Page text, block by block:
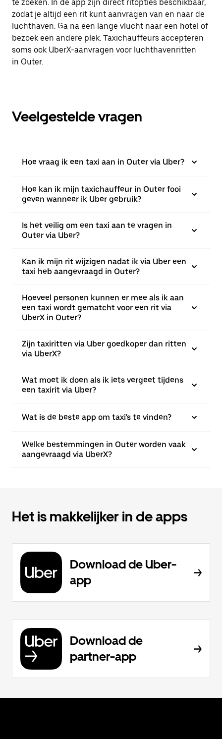
te zoeken. In de app zijn direct ritopties beschikbaar,
zodat je altijd een rit kunt aanvragen van en naar de
luchthaven. Ga na een lange vlucht naar een hotel of
bezoek een andere plek. Taxichauffeurs accepteren
soms ook UberX-aanvragen voor luchthavenritten
in Outer.
Veelgestelde vragen
Hoe vraag ik een taxi aan in Outer via Uber?
Hoe kan ik mijn taxichauffeur in Outer fooi
geven wanneer ik Uber gebruik?
Is het veilig om een taxi aan te vragen in
Outer via Uber?
Kan ik mijn rit wijzigen nadat ik via Uber een
taxi heb aangevraagd in Outer?
Hoeveel personen kunnen er mee als ik aan
een taxi wordt gematcht voor een rit via
UberX in Outer?
Zijn taxiritten via Uber goedkoper dan ritten
via UberX?
Wat moet ik doen als ik iets vergeet tijdens
een taxirit via Uber?
Wat is de beste app om taxi's te vinden?
Welke bestemmingen in Outer worden vaak
aangevraagd via UberX?
Het is makkelijker in de apps
Download de Uber-
app
Download de
partner-app